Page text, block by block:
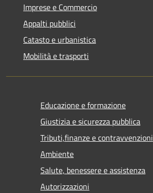
Imprese e Commercio
Appalti pubblici
Catasto e urbanistica
Mobilità e trasporti
Educazione e formazione
Giustizia e sicurezza pubblica
Tributi,finanze e contravvenzioni
Ambiente
Salute, benessere e assistenza
Autorizzazioni